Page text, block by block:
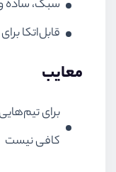
سبک، ساده
قابل‌اتکا
معایب
برای
کافی نیست